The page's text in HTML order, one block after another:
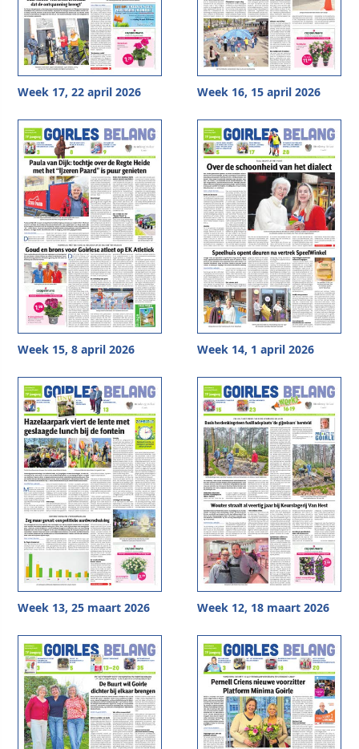
Week 17, 22 april 2026 Week 16, 15 april 2026
Week 15, 8 april 2026 Week 14, 1 april 2026
Week 13, 25 maart 2026 Week 12, 18 maart 2026